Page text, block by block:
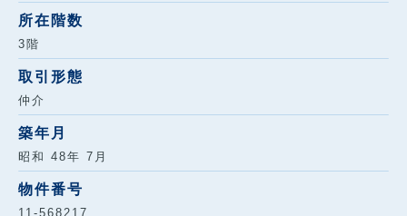
所在階数
3階
取引形態
仲介
築年月
昭和 48年 7月
物件番号
11-568217